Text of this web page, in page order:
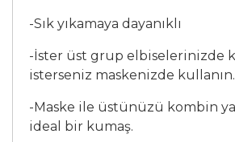
-Sık yıkamaya dayanıklı
-İster üst grup elbiselerinizde
isterseniz maskenizde kullanın.
-Maske ile üstünüzü kombin
ideal bir kumaş.